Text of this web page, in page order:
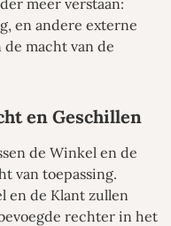
en andere externe
macht van de
en Geschillen
de Winkel en de
van toepassing.
en de Klant zullen
rechter in het